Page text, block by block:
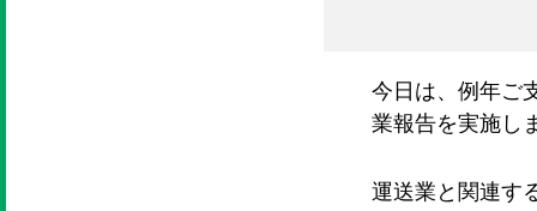
今日は、例年ご
業報告を実施し
運送業と関連す